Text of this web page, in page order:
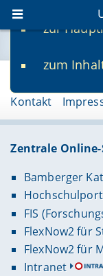
zur
zum
Kontakt
Zentrale Online-
Bamberger
FIS
FlexNow2 für
FlexNow2 für
Intranet